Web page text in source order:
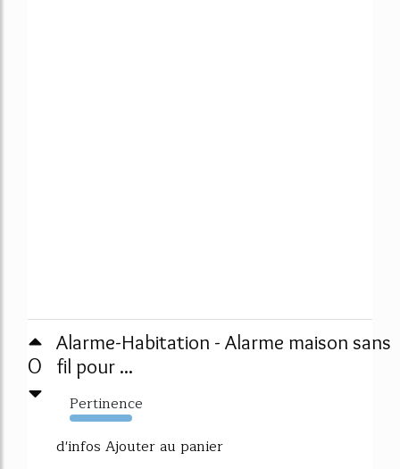
0
Alarme-Habitation - Alarme maison sans
fil pour ...
Pertinence
12860%
d'infos Ajouter au panier